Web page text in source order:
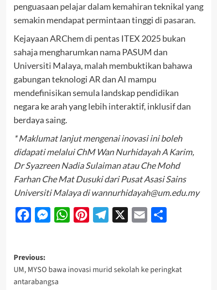
penguasaan pelajar dalam kemahiran teknikal yang
semakin mendapat permintaan tinggi di pasaran.
Kejayaan ARChem di pentas ITEX 2025 bukan
sahaja mengharumkan nama PASUM dan
Universiti Malaya, malah membuktikan bahawa
gabungan teknologi AR dan AI mampu
mendefinisikan semula landskap pendidikan
negara ke arah yang lebih interaktif, inklusif dan
berdaya saing.
* Maklumat lanjut mengenai inovasi ini boleh
didapati melalui ChM Wan Nurhidayah A Karim,
Dr Syazreen Nadia Sulaiman atau Che Mohd
Farhan Che Mat Dusuki dari Pusat Asasi Sains
Universiti Malaya di wannurhidayah@um.edu.my
Facebook
Messenger
WhatsApp
Pinterest
Telegram
X EmailShare
Previous:
UM, MYSO bawa inovasi murid sekolah ke peringkat
antarabangsa